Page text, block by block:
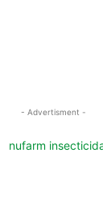
- Advertisment -